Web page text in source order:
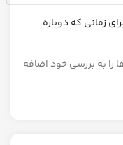
زمانی که دوباره
را به بررسی خود اضافه